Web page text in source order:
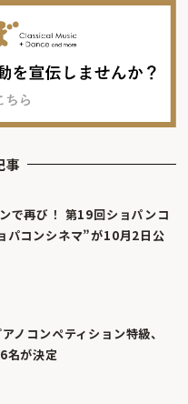
事
で再び！ 第19回ショパンコ
パコンシネマ”が10月2日公
ノコンペティション特級、
名が決定